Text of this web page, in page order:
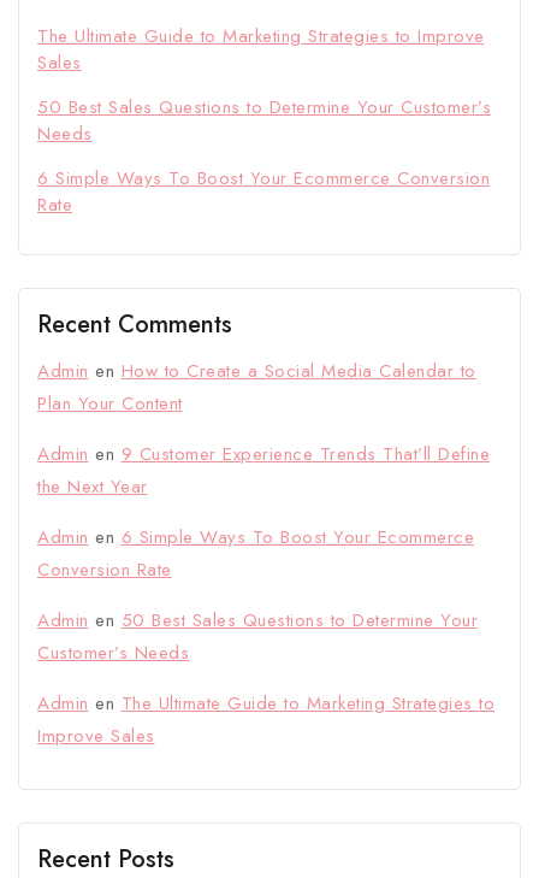
The Ultimate Guide to Marketing Strategies to Improve
Sales
50 Best Sales Questions to Determine Your Customer’s
Needs
6 Simple Ways To Boost Your Ecommerce Conversion
Rate
Recent Comments
Admin en How to Create a Social Media Calendar to
Plan Your Content
Admin en 9 Customer Experience Trends That’ll Define
the Next Year
Admin en 6 Simple Ways To Boost Your Ecommerce
Conversion Rate
Admin en 50 Best Sales Questions to Determine Your
Customer’s Needs
Admin en The Ultimate Guide to Marketing Strategies to
Improve Sales
Recent Posts